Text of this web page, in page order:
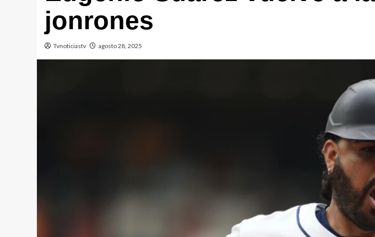
jonrones
Tvnoticiastv agosto 28, 2025